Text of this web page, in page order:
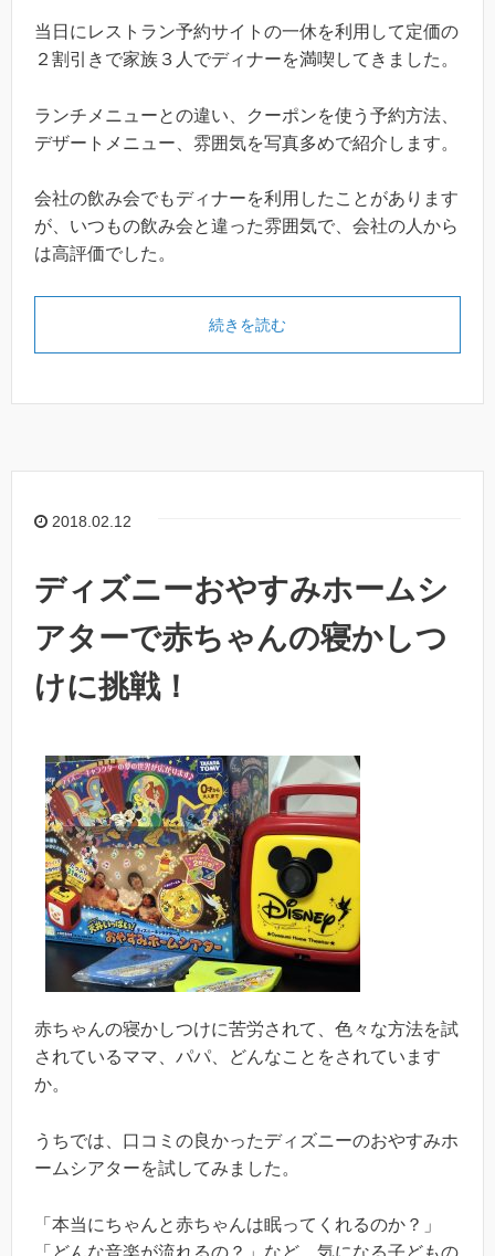
当日にレストラン予約サイトの一休を利用して定価の
２割引きで家族３人でディナーを満喫してきました。
ランチメニューとの違い、クーポンを使う予約方法、
デザートメニュー、雰囲気を写真多めで紹介します。
会社の飲み会でもディナーを利用したことがあります
が、いつもの飲み会と違った雰囲気で、会社の人から
は高評価でした。
続きを読む
2018.02.12
ディズニーおやすみホームシ
アターで赤ちゃんの寝かしつ
けに挑戦！
赤ちゃんの寝かしつけに苦労されて、色々な方法を試
されているママ、パパ、どんなことをされています
か。
うちでは、口コミの良かったディズニーのおやすみホ
ームシアターを試してみました。
「本当にちゃんと赤ちゃんは眠ってくれるのか？」
「どんな音楽が流れるの？」など、気になる子どもの